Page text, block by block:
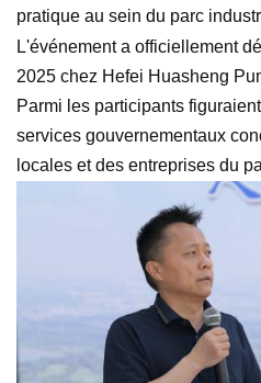
pratique au sein du parc
L'événement a officiellement
2025 chez Hefei Huasheng
Parmi les participants
services gouvernementaux
locales et des entreprises du